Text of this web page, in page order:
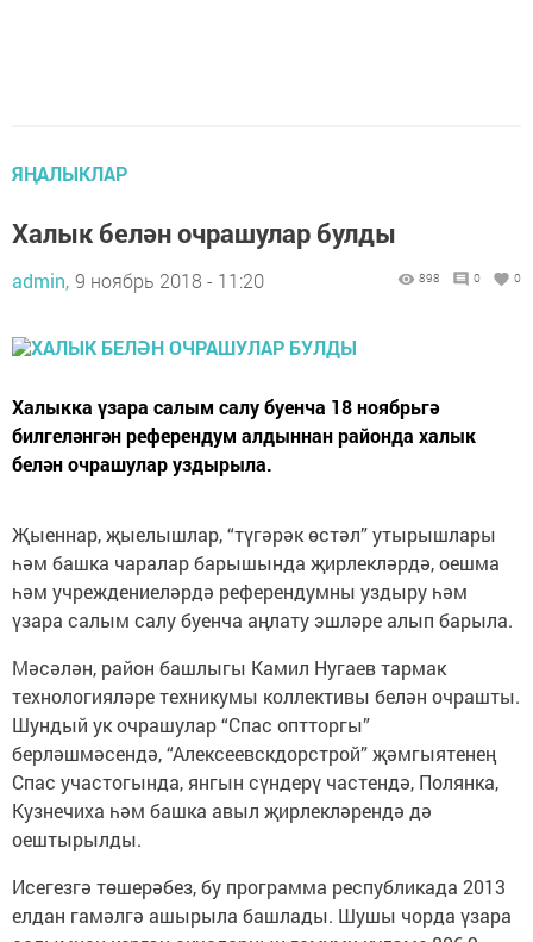
ЯҢАЛЫКЛАР
Халык белән очрашулар булды
admin, 9 ноябрь 2018 - 11:20 898 0 0
Халыкка үзара салым салу буенча 18 ноябрьгә
билгеләнгән референдум алдыннан районда халык
белән очрашулар уздырыла.
Җыеннар, җыелышлар, “түгәрәк өстәл” утырышлары
һәм башка чаралар барышында җирлекләрдә, оешма
һәм учреждениеләрдә референдумны уздыру һәм
үзара салым салу буенча аңлату эшләре алып барыла.
Мәсәлән, район башлыгы Камил Нугаев тармак
технологияләре техникумы коллективы белән очрашты.
Шундый ук очрашулар “Спас оптторгы”
берләшмәсендә, “Алексеевскдорстрой” җәмгыятенең
Спас участогында, янгын сүндерү частендә, Полянка,
Кузнечиха һәм башка авыл җирлекләрендә дә
оештырылды.
Исегезгә төшерәбез, бу программа республикада 2013
елдан гамәлгә ашырыла башлады. Шушы чорда үзара